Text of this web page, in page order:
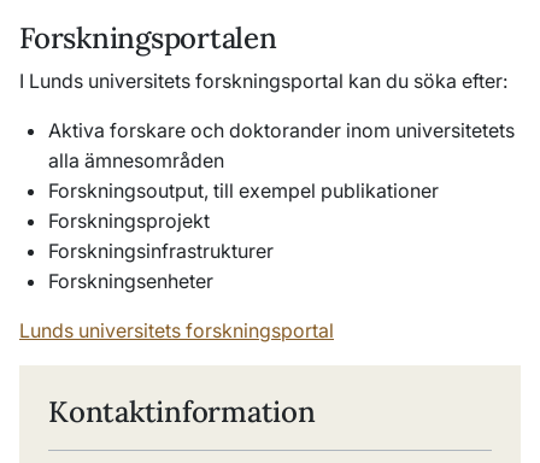
Forskningsportalen
I Lunds universitets forskningsportal kan du söka efter:
Aktiva forskare och doktorander inom universitetets
alla ämnesområden
Forskningsoutput, till exempel publikationer
Forskningsprojekt
Forskningsinfrastrukturer
Forskningsenheter
Lunds universitets forskningsportal
Kontaktinformation